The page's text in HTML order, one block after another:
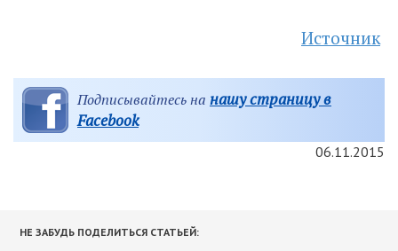
Источник
Подписывайтесь на нашу страницу в
Facebook
06.11.2015
НЕ ЗАБУДЬ ПОДЕЛИТЬСЯ СТАТЬЕЙ: